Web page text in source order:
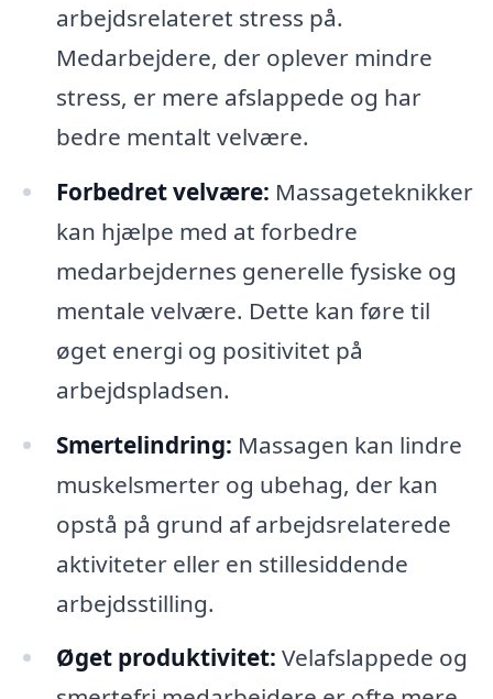
arbejdsrelateret stress på.
Medarbejdere, der oplever mindre
stress, er mere afslappede og har
bedre mentalt velvære.
Forbedret velvære: Massageteknikker
kan hjælpe med at forbedre
medarbejdernes generelle fysiske og
mentale velvære. Dette kan føre til
øget energi og positivitet på
arbejdspladsen.
Smertelindring: Massagen kan lindre
muskelsmerter og ubehag, der kan
opstå på grund af arbejdsrelaterede
aktiviteter eller en stillesiddende
arbejdsstilling.
Øget produktivitet: Velafslappede og